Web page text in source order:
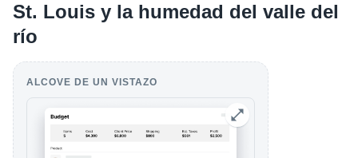
St. Louis y la humedad del valle del
río
ALCOVE DE UN VISTAZO